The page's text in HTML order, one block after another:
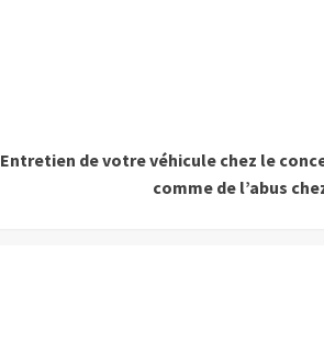
Entretien de votre véhicule chez le
comme de l’abus